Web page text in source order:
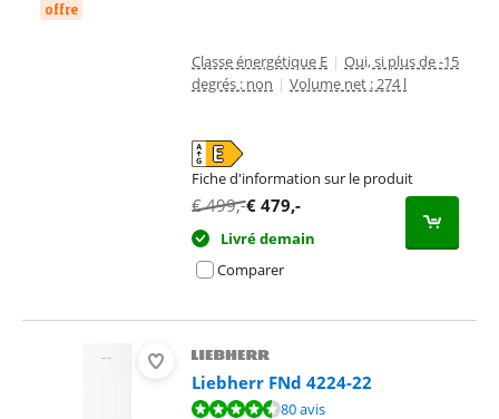
offre
Classe énergétique E | Oui, si plus de -15
degrés : non | Volume net : 274 l
Fiche d'information sur le produit
s'ouvre dans un nouvel onglet
€499,-€ 479,-
Livré demain
Comparer
Liebherr FNd 4224-22
La note est de 9,1 sur 10, basée sur 80 avis.80 avis